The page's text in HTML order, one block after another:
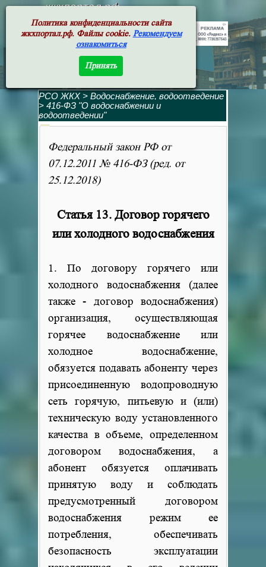
жкхпортал.рф
РСО ЖКХ> Водоснабжение, водоотведение
> 416-ФЗ "О водоснабжении и
водоотведении"
Федеральный закон РФ от
07.12.2011 № 416-ФЗ (ред. от
25.12.2018)
Статья 13. Договор горячего
или холодного водоснабжения
1. По договору горячего или
холодного водоснабжения (далее
также - договор водоснабжения)
организация, осуществляющая
горячее водоснабжение или
холодное водоснабжение,
обязуется подавать абоненту через
присоединенную водопроводную
сеть горячую, питьевую и (или)
техническую воду установленного
качества в объеме, определенном
договором водоснабжения, а
абонент обязуется оплачивать
принятую воду и соблюдать
предусмотренный договором
водоснабжения режим ее
потребления, обеспечивать
безопасность эксплуатации
Политика конфиденциальности сайта
жкхпортал.рф. Файлы cookie. Рекомендуем
ознакомиться
Принять